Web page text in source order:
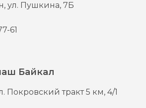
ул. Пушкина, 7Б
61
Байкал
Покровский тракт 5 км, 4/1